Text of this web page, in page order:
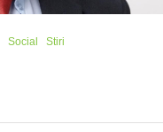
Social Stiri